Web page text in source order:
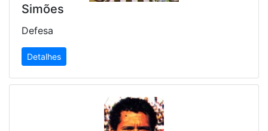
Simões
Defesa
Detalhes